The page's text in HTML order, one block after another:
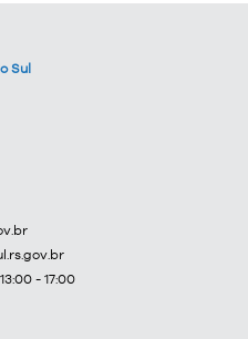
Sul
- 17:00